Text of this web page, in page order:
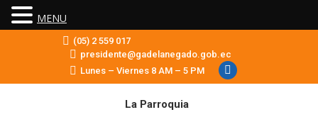
(05) 2 559 017
presidente@gadelanegado.gob.ec
Lunes – Viernes 8 AM – 5 PM
Facebook
La Parroquia
MENU